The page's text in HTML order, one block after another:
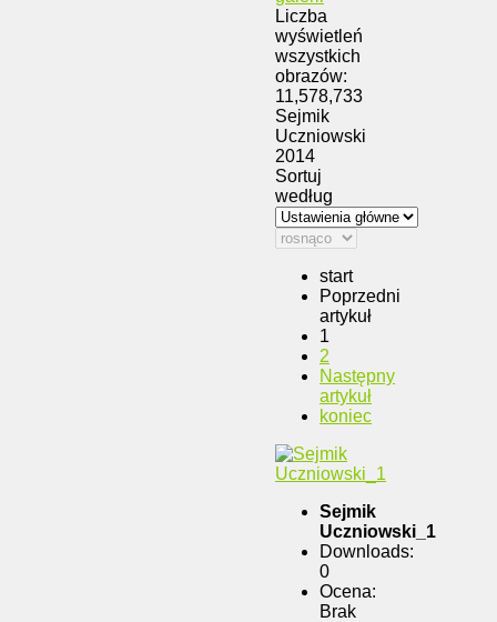
Liczba
wyświetleń
wszystkich
obrazów:
11,578,733
Sejmik
Uczniowski
2014
Sortuj
według
start
Poprzedni
artykuł
1
2
Następny
artykuł
koniec
Sejmik
Uczniowski_1
Downloads:
0
Ocena:
Brak